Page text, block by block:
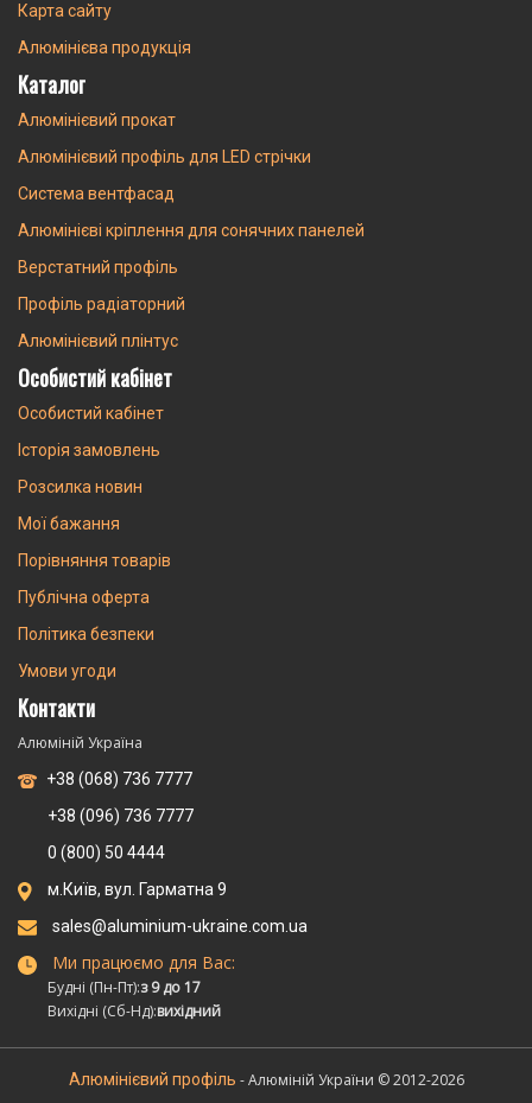
Карта сайту
Алюмінієва продукція
Каталог
Алюмінієвий прокат
Алюмінієвий профіль для LED стрічки
Система вентфасад
Алюмінієві кріплення для сонячних панелей
Верстатний профіль
Профіль радіаторний
Алюмінієвий плінтус
Особистий кабінет
Особистий кабінет
Історія замовлень
Розсилка новин
Мої бажання
Порівняння товарів
Публічна оферта
Політика безпеки
Умови угоди
Контакти
Алюміній Україна
+38 (068) 736 7777
+38 (096) 736 7777
0 (800) 50 4444
м.Київ, вул. Гарматна 9
sales@aluminium-ukraine.com.ua
Ми працюємо для Вас:
Будні (Пн-Пт):з 9 до 17
Вихідні (Сб-Нд):вихідний
Алюмінієвий профіль - Алюміній України © 2012-2026